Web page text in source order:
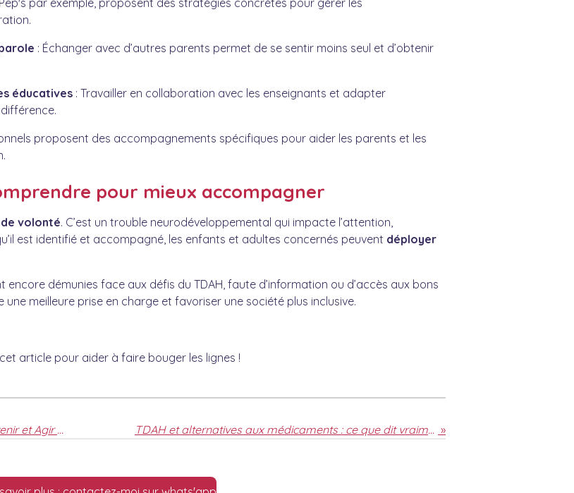
par exemple, proposent des stratégies concrètes pour gérer les
: Échanger avec d’autres parents permet de se sentir moins seul et d’obtenir
éducatives : Travailler en collaboration avec les enseignants et adapter
proposent des accompagnements spécifiques pour aider les parents et les
pour mieux accompagner
de volonté. C’est un trouble neurodéveloppemental qui impacte l’attention,
est identifié et accompagné, les enfants et adultes concernés peuvent déployer
démunies face aux défis du TDAH, faute d’information ou d’accès aux bons
meilleure prise en charge et favoriser une société plus inclusive.
article pour aider à faire bouger les lignes !
Burnout parental et TDAH : Comprendre, Prévenir et Agir pour les familles TDAH et alternatives aux médicaments : ce que dit vraiment la science »